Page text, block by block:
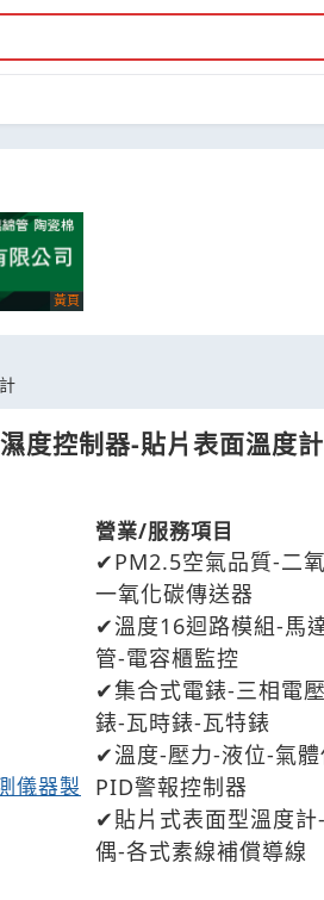
度控制器-貼片表面溫度計
儀器製
營業/服務項目
PM2.5空氣品質-二
一氧化碳傳送器
溫度16迴路模組-馬
管-電容櫃監控
集合式電錶-三相電
錶-瓦時錶-瓦特錶
溫度-壓力-液位-氣
PID警報控制器
貼片式表面型溫度
偶-各式素線補償導線